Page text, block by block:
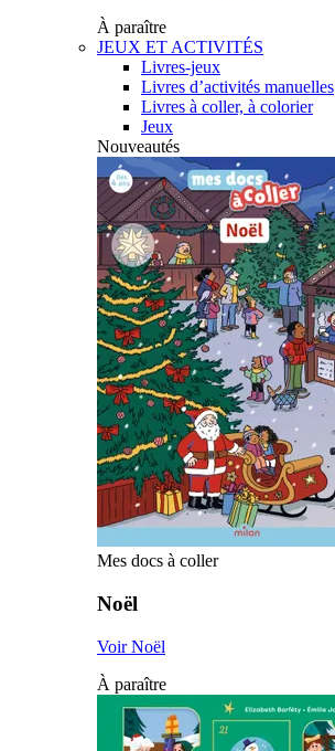
À paraître
JEUX ET ACTIVITÉS
Livres-jeux
Livres d’activités manuelles
Livres à coller, à colorier
Jeux
Nouveautés
Mes docs à coller
Noël
Voir Noël
À paraître